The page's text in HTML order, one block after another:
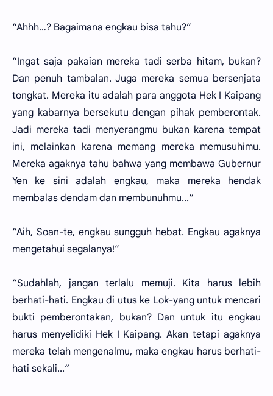
“Ahhh…? Bagaimana engkau bisa tahu?”
“Ingat saja pakaian mereka tadi serba hitam, bukan?
Dan penuh tambalan. Juga mereka semua bersenjata
tongkat. Mereka itu adalah para anggota Hek I Kaipang
yang kabarnya bersekutu dengan pihak pemberontak.
Jadi mereka tadi menyerangmu bukan karena tempat
ini, melainkan karena memang mereka memusuhimu.
Mereka agaknya tahu bahwa yang membawa Gubernur
Yen ke sini adalah engkau, maka mereka hendak
membalas dendam dan membunuhmu...“
“Aih, Soan-te, engkau sungguh hebat. Engkau agaknya
mengetahui segalanya!”
“Sudahlah, jangan terlalu memuji. Kita harus lebih
berhati-hati. Engkau di utus ke Lok-yang untuk mencari
bukti pemberontakan, bukan? Dan untuk itu engkau
harus menyelidiki Hek I Kaipang. Akan tetapi agaknya
mereka telah mengenalmu, maka engkau harus berhati-
hati sekali...“